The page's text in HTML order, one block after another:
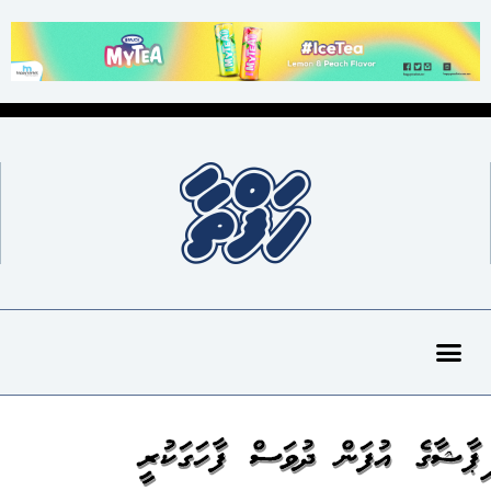
ބިޕާޝާގެ އުފަން ދުވަސް ފާހަގަކުރީ